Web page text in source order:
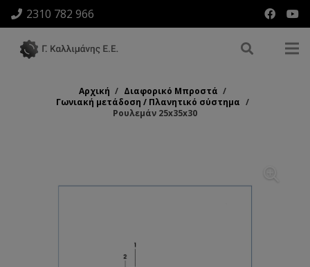
2310 782 966
Αρχική / Διαφορικό Μπροστά /
Γωνιακή μετάδοση / Πλανητικό σύστημα /
Ρουλεμάν 25x35x30